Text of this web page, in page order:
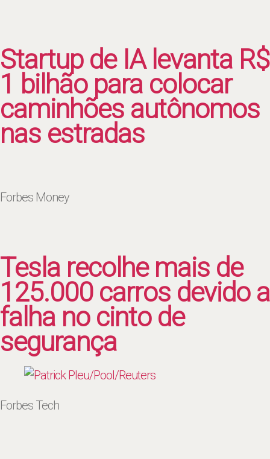
Startup de IA levanta R$
1 bilhão para colocar
caminhões autônomos
nas estradas
Forbes Money
Tesla recolhe mais de
125.000 carros devido a
falha no cinto de
segurança
Forbes Tech